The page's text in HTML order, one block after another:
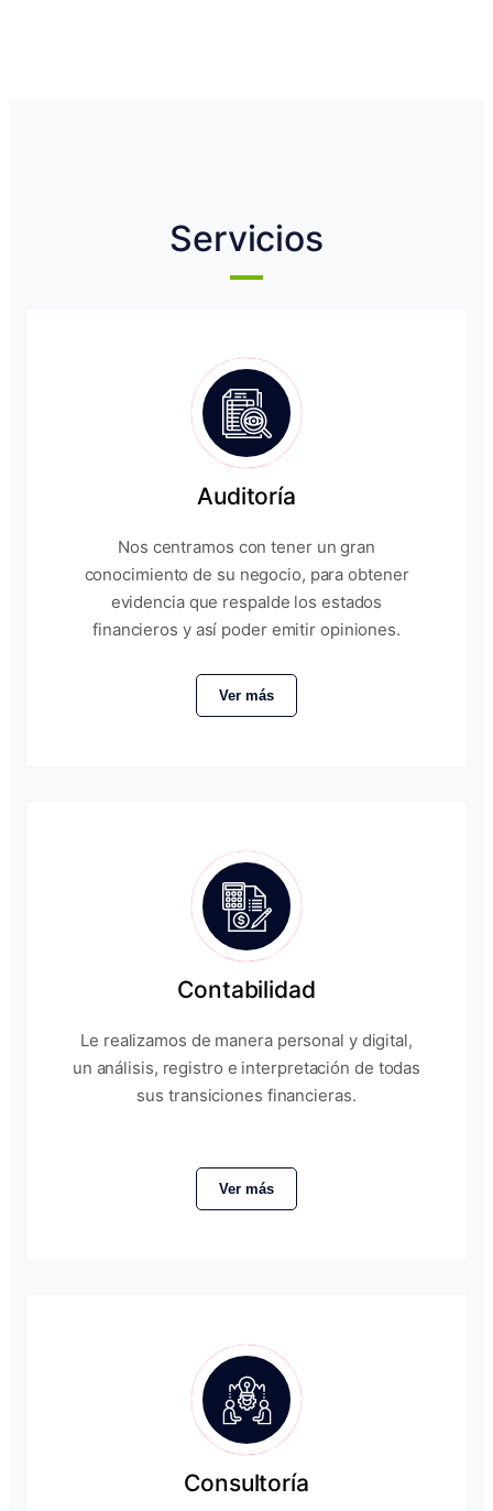
Servicios
Auditoría
Nos centramos con tener un gran
conocimiento de su negocio, para obtener
evidencia que respalde los estados
financieros y así poder emitir opiniones.
Ver más
Contabilidad
Le realizamos de manera personal y digital,
un análisis, registro e interpretación de todas
sus transiciones financieras.
Ver más
Consultoría